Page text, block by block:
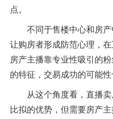
点。
不同于售楼中心和房
让购房者形成防范心理，
房产主播靠专业性吸引的
的特征，交易成功的可能性
从这个角度看，直播
比拟的优势，但需要房产